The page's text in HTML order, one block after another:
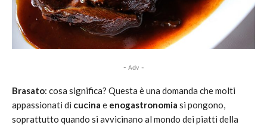
- Adv -
Brasato: cosa significa? Questa è una domanda che molti
appassionati di cucina e enogastronomia si pongono,
soprattutto quando si avvicinano al mondo dei piatti della